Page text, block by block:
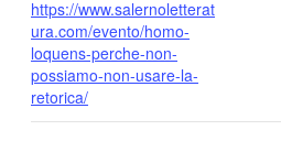
https://www.salernoletterat
ura.com/evento/homo-
loquens-perche-non-
possiamo-non-usare-la-
retorica/